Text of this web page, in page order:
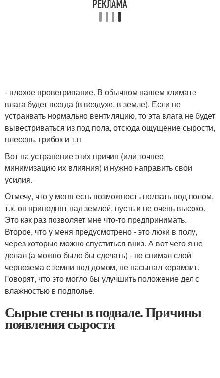
- плохое проветривание. В обычном нашем климате
влага будет всегда (в воздухе, в земле). Если не
устраивать нормально вентиляцию, то эта влага не будет
вывестриваться из под пола, отсюда ощущение сырости,
плесень, грибок и т.п.
Вот на устранение этих причин (или точнее
минимизацию их влияния) и нужно направить свои
усилия.
Отмечу, что у меня есть возможность ползать под полом,
т.к. он приподнят над землей, пусть и не очень высоко.
Это как раз позволяет мне что-то предпринимать.
Второе, что у меня предусмотрено - это люки в полу,
через которые можно спуститься вниз. А вот чего я не
делал (а можно было бы сделать) - не снимал слой
чернозема с земли под домом, не насыпал керамзит.
Говорят, что это могло бы улучшить положение дел с
влажностью в подполье.
Сырые стены в подвале. Причины
появления сырости